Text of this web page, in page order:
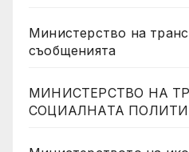
Министерство на
съобщенията
МИНИСТЕРСТВО НА
СОЦИАЛНАТА